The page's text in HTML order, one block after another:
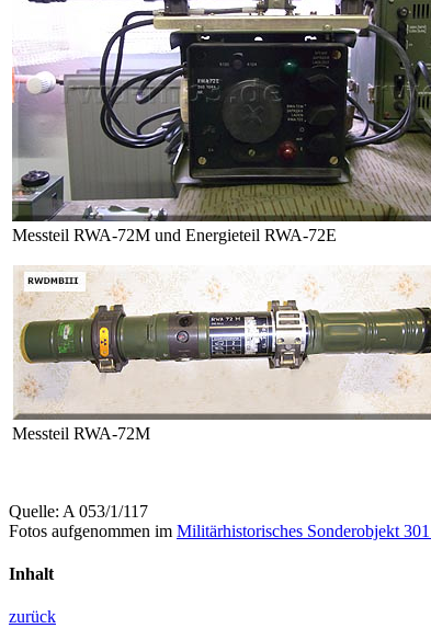
Messteil RWA-72M und Energieteil RWA-72E
Messteil RWA-72M
Quelle: A 053/1/117
Fotos aufgenommen im Militärhistorisches Sonderobjekt
Inhalt
zurück